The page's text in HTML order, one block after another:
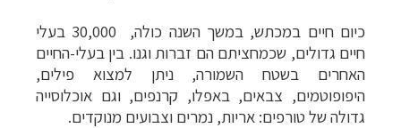
כיום חיים במכתש, במשך השנה כולה, 30,000 בעלי
חיים גדולים, שכמחציתם הם זברות וגנו. בין בעלי-החיים
האחרים בשטח השמורה, ניתן למצוא פילים,
היפופוטמים, צבאים, באפלו, קרנפים, וגם אוכלוסייה
גדולה של טורפים: אריות, נמרים וצבועים מנוקדים.